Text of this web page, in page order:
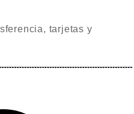
tarjetas y